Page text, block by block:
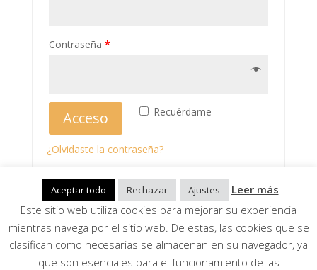
Contraseña *
Recuérdame
Acceso
¿Olvidaste la contraseña?
Aviso Legal, Política de privacidad, Condiciones
generales
Mi cuenta
Aceptar todo Rechazar Ajustes
Leer más
Este sitio web utiliza cookies para mejorar su experiencia
mientras navega por el sitio web. De estas, las cookies que se
clasifican como necesarias se almacenan en su navegador, ya
que son esenciales para el funcionamiento de las